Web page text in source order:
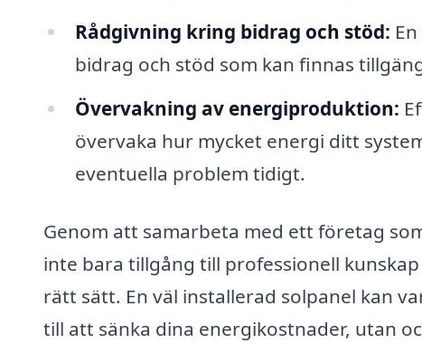
Rådgivning kring bidrag och stöd:
bidrag och stöd som kan finnas
Övervakning av energiproduktion:
övervaka hur mycket energi ditt
eventuella problem tidigt.
Genom att samarbeta med ett företag
inte bara tillgång till professionell
rätt sätt. En väl installerad solpanel kan
till att sänka dina energikostnader, utan